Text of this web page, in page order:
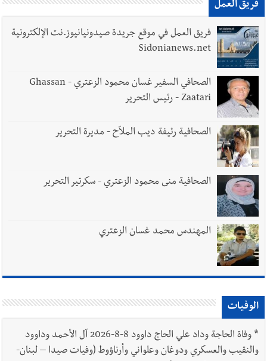
فريق العمل
فريق العمل في موقع جريدة صيدونيانيوز.نت الإلكترونية
Sidonianews.net
الصحافي السفير غسان محمود الزعتري - Ghassan
Zaatari - رئيس التحرير
الصحافية رئيفة ديب الملاّح - مديرة التحرير
الصحافية منى محمود الزعتري - سكرتير التحرير
المهندس محمد غسان الزعتري
الوفيات
*
وفاة الحاجة وداد علي الحاج داوود 8-8-2026 آل الأحمد وداوود
والنقيب والعسكري ودوغان وعلواني وأرناؤوط (وفيات صيدا – لبنان-